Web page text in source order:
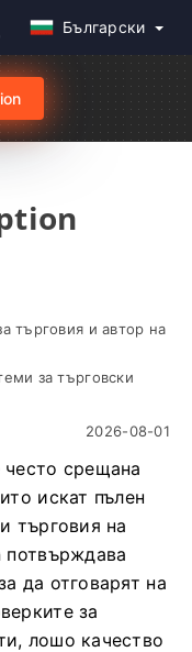
Български
търговия и автор на
за търговски
2026-08-01
срещана
искат пълен
търговия на
потвърждава
да отговарят на
за
лошо качество